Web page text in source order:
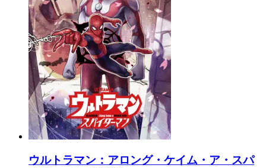
ウルトラマン：アロング・ケイム・ア・スパ